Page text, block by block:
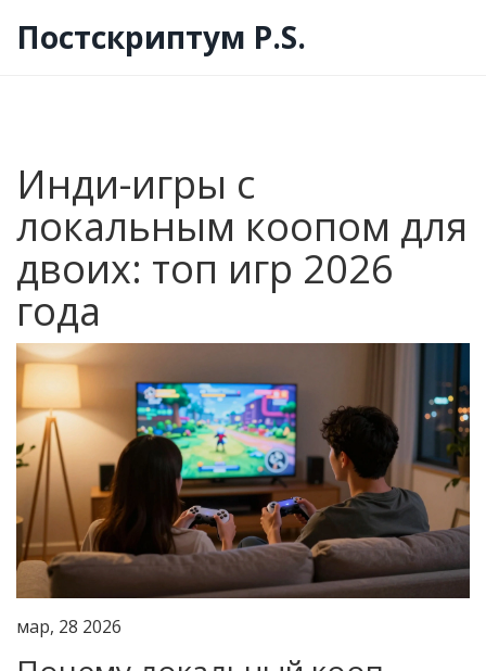
Постскриптум P.S.
Инди-игры с
локальным коопом для
двоих: топ игр 2026
года
мар, 28 2026